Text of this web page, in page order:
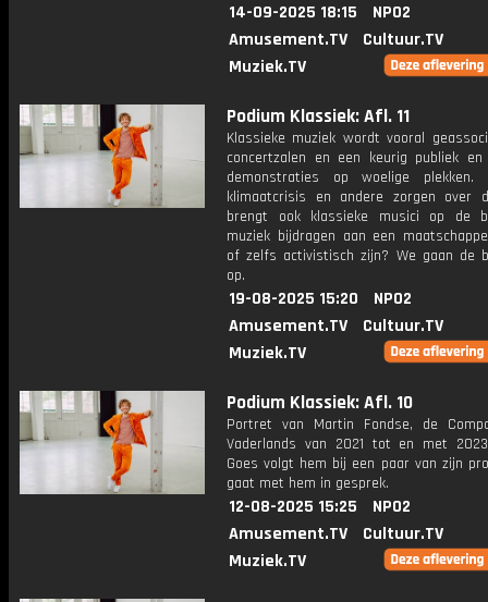
14-09-2025 18:15
NPO2
Amusement.TV
Cultuur.TV
Muziek.TV
Podium Klassiek: Afl. 11
Klassieke muziek wordt vooral
concertzalen en een keurig publiek
demonstraties op woelige plekken.
klimaatcrisis en andere zorgen over
brengt ook klassieke musici op de
muziek bijdragen aan een
of zelfs activistisch zijn? We gaan de
op.
19-08-2025 15:20
NPO2
Amusement.TV
Cultuur.TV
Muziek.TV
Podium Klassiek: Afl. 10
Portret van Martin Fondse, de
Vaderlands van 2021 tot en met
Goes volgt hem bij een paar van zijn
gaat met hem in gesprek.
12-08-2025 15:25
NPO2
Amusement.TV
Cultuur.TV
Muziek.TV